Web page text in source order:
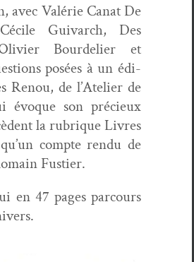
avec Valérie Canat De
Guiv­arch, Des
Bour­de­lier et
posées à un édi­
Renou, de l’Atelier de
évoque son pré­cieux
la rubrique Livres
compte ren­du de
Fustier.
en 47 pages par­cours